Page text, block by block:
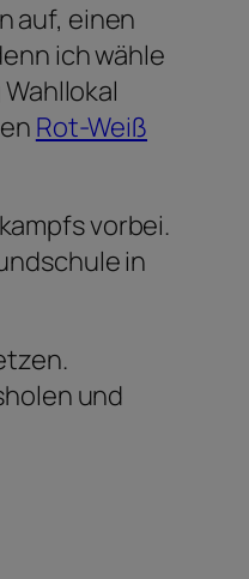
auf, einen
ich wähle
Rot-Weiß
vorbei.
in
und